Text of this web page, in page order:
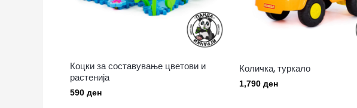
Коцки за составување цветови и
растенија
590 ден
Количка, туркало
1,790 ден